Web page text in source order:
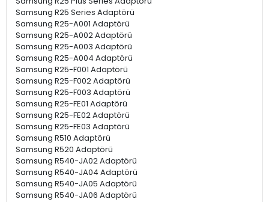
Samsung R25 Series Adaptörü
Samsung R25-A001 Adaptörü
Samsung R25-A002 Adaptörü
Samsung R25-A003 Adaptörü
Samsung R25-A004 Adaptörü
Samsung R25-F001 Adaptörü
Samsung R25-F002 Adaptörü
Samsung R25-F003 Adaptörü
Samsung R25-FE01 Adaptörü
Samsung R25-FE02 Adaptörü
Samsung R25-FE03 Adaptörü
Samsung R510 Adaptörü
Samsung R520 Adaptörü
Samsung R540-JA02 Adaptörü
Samsung R540-JA04 Adaptörü
Samsung R540-JA05 Adaptörü
Samsung R540-JA06 Adaptörü